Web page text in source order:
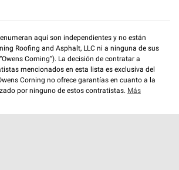
aquí son independientes y no están
Roofing and Asphalt, LLC ni a ninguna de sus
Corning”). La decisión de contratar a
mencionados en esta lista es exclusiva del
Corning no ofrece garantías en cuanto a la
por ninguno de estos contratistas. Más